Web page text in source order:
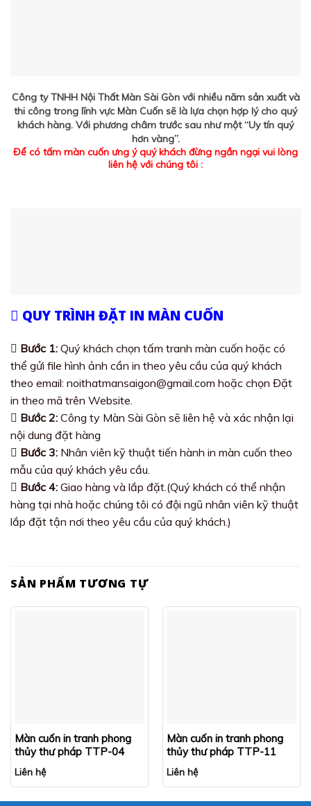
Công ty TNHH Nội Thất Màn Sài Gòn với nhiều năm sản xuất và
thi công trong lĩnh vực Màn Cuốn sẽ là lựa chọn hợp lý cho quý
khách hàng. Với phương châm trước sau như một “Uy tín quý
hơn vàng”.
Để có tấm màn cuốn ưng ý quý khách đừng ngần ngại vui lòng
liên hệ với chúng tôi :
QUY TRÌNH ĐẶT IN MÀN CUỐN
Bước 1: Quý khách chọn tấm tranh màn cuốn hoặc có
thể gửi file hình ảnh cần in theo yêu cầu của quý khách
theo email: noithatmansaigon@gmail.com hoặc chọn Đặt
in theo mã trên Website.
Bước 2: Công ty Màn Sài Gòn sẽ liên hệ và xác nhận lại
nội dung đặt hàng
Bước 3: Nhân viên kỹ thuật tiến hành in màn cuốn theo
mẫu của quý khách yêu cầu.
Bước 4: Giao hàng và lắp đặt.(Quý khách có thể nhận
hàng tại nhà hoặc chúng tôi có đội ngũ nhân viên kỹ thuật
lắp đặt tận nơi theo yêu cầu của quý khách.)
SẢN PHẨM TƯƠNG TỰ
Màn cuốn in tranh phong
thủy thư pháp TTP-04
Liên hệ
Màn cuốn in tranh phong
thủy thư pháp TTP-11
Liên hệ